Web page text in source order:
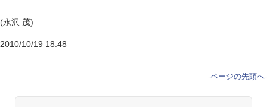
(永沢 茂)
2010/10/19 18:48
-ページの先頭へ-